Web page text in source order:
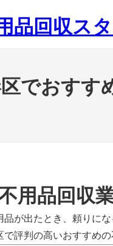
品回収ス
でおすす
用品回収
が出たとき、頼りに
評判の高いおすすめ